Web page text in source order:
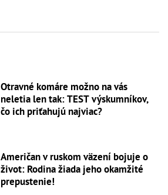
Otravné komáre možno na vás
neletia len tak: TEST výskumníkov,
čo ich priťahujú najviac?
Američan v ruskom väzení bojuje o
život: Rodina žiada jeho okamžité
prepustenie!